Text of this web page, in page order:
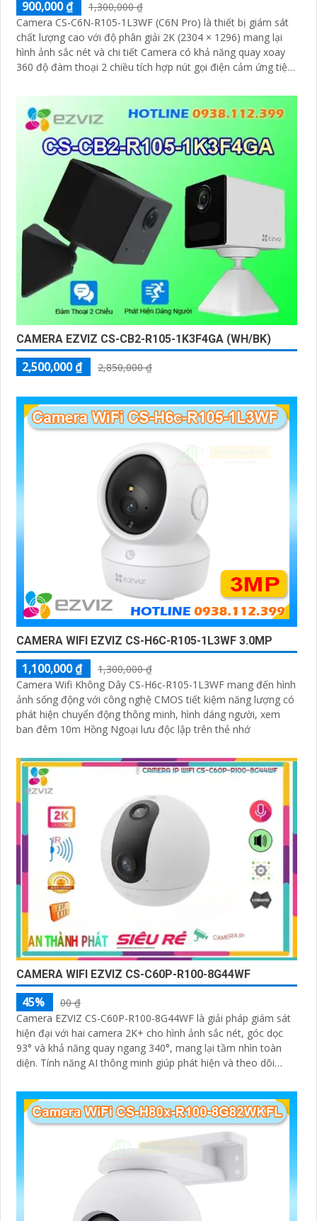
900,000 ₫
1,300,000 ₫
Camera CS-C6N-R105-1L3WF (C6N Pro) là thiết bị giám sát
chất lượng cao với độ phân giải 2K (2304 × 1296) mang lại
hình ảnh sắc nét và chi tiết Camera có khả năng quay xoay
360 độ đàm thoại 2 chiều tích hợp nút gọi điện cảm ứng tiện
được trang bị công nghệ phát hiện chuyển động thông minh
tăng cường an ninh cho không gian của bạn. Loại Camera
quan sát Wifi Không Dây CS-C6N-R105-1L3WF 3
CAMERA EZVIZ CS-CB2-R105-1K3F4GA (WH/BK)
2,500,000 ₫ 2,850,000 ₫
CAMERA WIFI EZVIZ CS-H6C-R105-1L3WF 3.0MP
1,100,000 ₫
1,300,000 ₫
Camera Wifi Không Dây CS-H6c-R105-1L3WF mang đến hình
ảnh sống động với công nghệ CMOS tiết kiệm năng lượng có
phát hiện chuyển động thông minh, hình dáng người, xem
ban đêm 10m Hồng Ngoại lưu độc lập trên thẻ nhớ
CAMERA WIFI EZVIZ CS-C60P-R100-8G44WF
45%
00 ₫
Camera EZVIZ CS-C60P-R100-8G44WF là giải pháp giám sát
hiện đại với hai camera 2K+ cho hình ảnh sắc nét, góc dọc
93° và khả năng quay ngang 340°, mang lại tầm nhìn toàn
diện. Tính năng AI thông minh giúp phát hiện và theo dõi